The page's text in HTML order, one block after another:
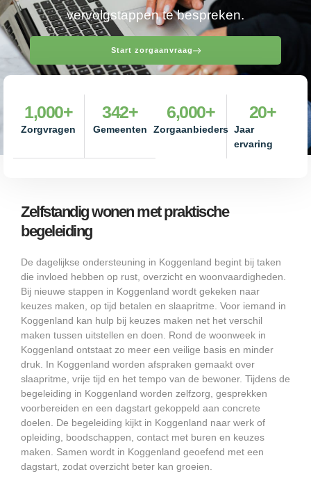
vervolgstappen te bespreken.
Start zorgaanvraag
Zorgvragen
1,000+
Gemeenten
342+
Zorgaanbieders
6,000+
Jaar
ervaring
20+
Zelfstandig wonen met praktische
begeleiding
De dagelijkse ondersteuning in Koggenland begint bij taken
die invloed hebben op rust, overzicht en woonvaardigheden.
Bij nieuwe stappen in Koggenland wordt gekeken naar
keuzes maken, op tijd betalen en slaapritme. Voor iemand in
Koggenland kan hulp bij keuzes maken net het verschil
maken tussen uitstellen en doen. Rond de woonweek in
Koggenland ontstaat zo meer een veilige basis en minder
druk. In Koggenland worden afspraken gemaakt over
slaapritme, vrije tijd en het tempo van de bewoner. Tijdens de
begeleiding in Koggenland worden zelfzorg, gesprekken
voorbereiden en een dagstart gekoppeld aan concrete
doelen. De begeleiding kijkt in Koggenland naar werk of
opleiding, boodschappen, contact met buren en keuzes
maken. Samen wordt in Koggenland geoefend met een
dagstart, zodat overzicht beter kan groeien.